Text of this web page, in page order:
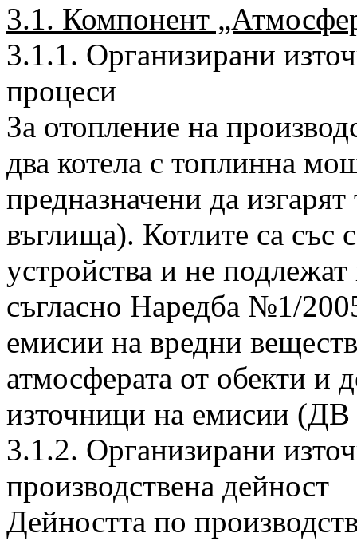
3.1. Компонент
3.1.1. Организирани
процеси
За отопление на
два котела с топлинна
предназначени да
въглища). Котлите са със
устройства и не
съгласно Наредба №1/
емисии на вредни
атмосферата от обекти и
източници на емисии (ДВ
3.1.2. Организирани
производствена дейност
Дейността по